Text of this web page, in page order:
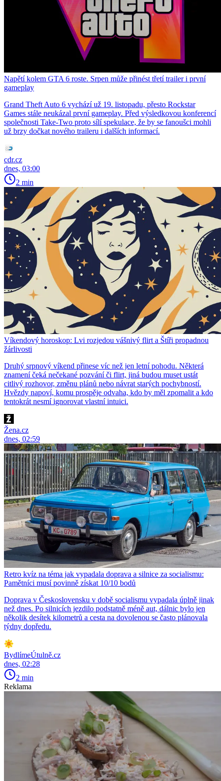
Napětí kolem GTA 6 roste. Srpen může přinést třetí trailer i první
gameplay
Grand Theft Auto 6 vychází už 19. listopadu, přesto Rockstar
Games stále neukázal první gameplay. Před výsledkovou konferencí
společnosti Take-Two proto sílí spekulace, že by se fanoušci mohli
už brzy dočkat nového traileru i dalších informací.
cdr.cz
dnes, 03:00
2 min
Víkendový horoskop: Lvi rozjedou vášnivý flirt a Štíři propadnou
žárlivosti
Druhý srpnový víkend přinese víc než jen letní pohodu. Některá
znamení čeká nečekané pozvání či flirt, jiná budou muset ustát
citlivý rozhovor, změnu plánů nebo návrat starých pochybností.
Hvězdy napoví, komu prospěje odvaha, kdo by měl zpomalit a kdo
tentokrát nesmí ignorovat vlastní intuici.
Žena.cz
dnes, 02:59
Retro kvíz na téma jak vypadala doprava a silnice za socialismu:
Pamětníci musí povinně získat 10/10 bodů
Doprava v Československu v době socialismu vypadala úplně jinak
než dnes. Po silnicích jezdilo podstatně méně aut, dálnic bylo jen
několik desítek kilometrů a cesta na dovolenou se často plánovala
týdny dopředu.
BydlímeÚtulně.cz
dnes, 02:28
2 min
Reklama